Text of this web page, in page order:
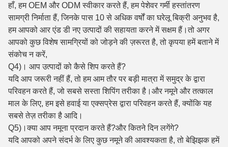
हाँ, हम OEM और ODM स्वीकार करते हैं, हम पेशेवर गर्मी हस्तांतरण
सामग्री निर्माता हैं, जिनके पास 10 से अधिक वर्षों का घरेलू बिक्री अनुभव है,
हम आपको आर एंड डी नए उत्पादों की सहायता करने में सक्षम हैं।तो अगर
आपको कुछ विशेष सामग्रियों को जोड़ने की ज़रूरत है, तो कृपया हमें बताने में
संकोच न करें,
Q4)। आप उत्पादों को कैसे शिप करते हैं?
यदि आप जरूरी नहीं हैं, तो हम आम तौर पर बड़ी मात्रा में समुद्र के द्वारा
परिवहन करते हैं, जो सबसे सस्ता शिपिंग तरीका है।और नमूने और तत्काल
माल के लिए, हम इसे हवाई या एक्सप्रेस द्वारा परिवहन करते हैं, क्योंकि यह
सबसे तेज़ तरीका है आदि।
Q5)।क्या आप नमूना प्रदान करते हैं?और कितने दिन लगेंगे?
यदि आपको अपने संदर्भ के लिए कुछ नमूने की आवश्यकता है, तो बेझिझक हमें